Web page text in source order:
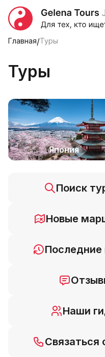
Главная/Туры
Туры
Япония
Поиск
Новые
Последние
Наши
Связаться